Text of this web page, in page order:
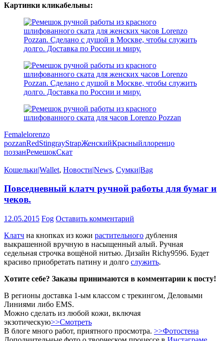
Картинки кликабельны:
Femalelorenzo
pozzanRedStingrayStrapЖенскийКрасныйллоренцо
поззанРемешокСкат
Кошельки|Wallet, Новости|News, Сумки|Bag
Повседневный клатч ручной работы для бумаг и
чеков.
12.05.2015 Fog Оставить комментарий
Клатч на кнопках из кожи растительного дубления
выкрашенной вручную в насыщенный алый. Ручная
седельная строчка вощёной нитью. Дизайн Richy9596. Будет
красиво приобретать патину и долго служить.
Хотите себе? Заказы принимаются в комментарии к посту!
В регионы доставка 1-ым классом с трекингом, Деловыми
Линиями либо EMS.
Можно сделать из любой кожи, включая
экзотическую>>Смотреть
В блоге много работ, приятного просмотра. >>Фотостена